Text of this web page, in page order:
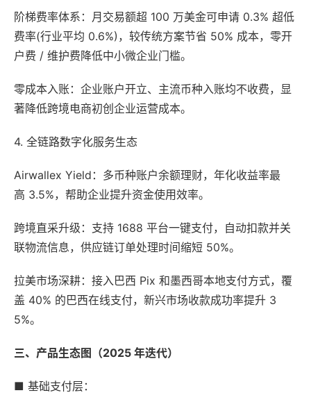
阶梯费率体系：月交易额超 100 万美金可申请 0.3% 超低
费率(行业平均 0.6%)，较传统方案节省 50% 成本，零开
户费 / 维护费降低中小微企业门槛。
零成本入账：企业账户开立、主流币种入账均不收费，显
著降低跨境电商初创企业运营成本。
4. 全链路数字化服务生态
Airwallex Yield：多币种账户余额理财，年化收益率最
高 3.5%，帮助企业提升资金使用效率。
跨境直采升级：支持 1688 平台一键支付，自动扣款并关
联物流信息，供应链订单处理时间缩短 50%。
拉美市场深耕：接入巴西 Pix 和墨西哥本地支付方式，覆
盖 40% 的巴西在线支付，新兴市场收款成功率提升 3
5%。
三、产品生态图（2025 年迭代）
■ 基础支付层：